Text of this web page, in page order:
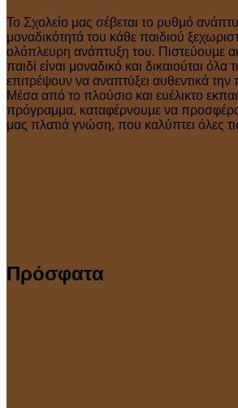
Το Σχολείο μας σέβεται το ρυθμό
μοναδικότητά του κάθε παιδιού
ολόπλευρη ανάπτυξη του. Πιστεύουμε
παιδί είναι μοναδικό και δικαιούται
επιτρέψουν να αναπτύξει αυθεντικά
Μέσα από το πλούσιο και ευέλικτο
πρόγραμμα, καταφέρνουμε να
μας πλατιά γνώση, που καλύπτει όλες
Πρόσφατα